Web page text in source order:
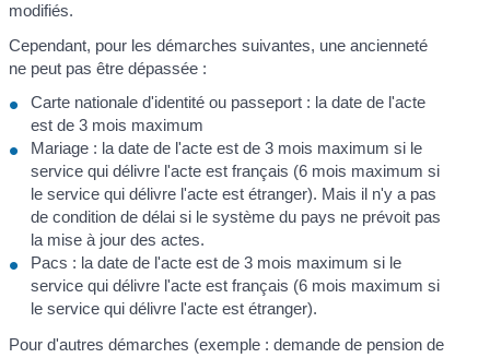
modifiés.
Cependant, pour les démarches suivantes, une ancienneté
ne peut pas être dépassée :
Carte nationale d'identité ou passeport : la date de l'acte
est de 3 mois maximum
Mariage : la date de l'acte est de 3 mois maximum si le
service qui délivre l'acte est français (6 mois maximum si
le service qui délivre l'acte est étranger). Mais il n'y a pas
de condition de délai si le système du pays ne prévoit pas
la mise à jour des actes.
Pacs : la date de l'acte est de 3 mois maximum si le
service qui délivre l'acte est français (6 mois maximum si
le service qui délivre l'acte est étranger).
Pour d'autres démarches (exemple : demande de pension de